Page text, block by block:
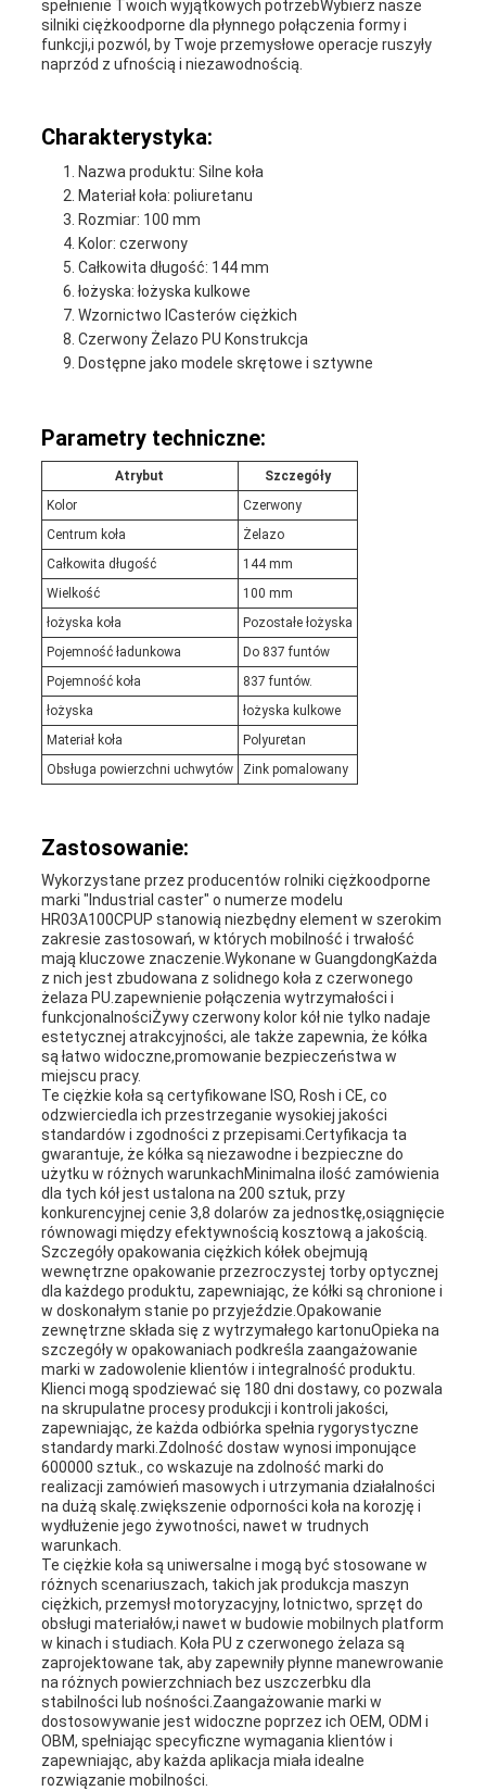
spełnienie Twoich wyjątkowych potrzebWybierz nasze
silniki ciężkoodporne dla płynnego połączenia formy i
funkcji,i pozwól, by Twoje przemysłowe operacje ruszyły
naprzód z ufnością i niezawodnością.
Charakterystyka:
Nazwa produktu: Silne koła
Materiał koła: poliuretanu
Rozmiar: 100 mm
Kolor: czerwony
Całkowita długość: 144 mm
łożyska: łożyska kulkowe
Wzornictwo ICasterów ciężkich
Czerwony Żelazo PU Konstrukcja
Dostępne jako modele skrętowe i sztywne
Parametry techniczne:
Atrybut
Szczegóły
Kolor
Czerwony
Centrum koła
Żelazo
Całkowita długość
144 mm
Wielkość
100 mm
łożyska koła
Pozostałe łożyska
Pojemność ładunkowa
Do 837 funtów
Pojemność koła
837 funtów.
łożyska
łożyska kulkowe
Materiał koła
Polyuretan
Obsługa powierzchni uchwytów
Zink pomalowany
Zastosowanie:
Wykorzystane przez producentów rolniki ciężkoodporne
marki "Industrial caster" o numerze modelu
HR03A100CPUP stanowią niezbędny element w szerokim
zakresie zastosowań, w których mobilność i trwałość
mają kluczowe znaczenie.Wykonane w GuangdongKażda
z nich jest zbudowana z solidnego koła z czerwonego
żelaza PU.zapewnienie połączenia wytrzymałości i
funkcjonalnościŻywy czerwony kolor kół nie tylko nadaje
estetycznej atrakcyjności, ale także zapewnia, że kółka
są łatwo widoczne,promowanie bezpieczeństwa w
miejscu pracy.
Te ciężkie koła są certyfikowane ISO, Rosh i CE, co
odzwierciedla ich przestrzeganie wysokiej jakości
standardów i zgodności z przepisami.Certyfikacja ta
gwarantuje, że kółka są niezawodne i bezpieczne do
użytku w różnych warunkachMinimalna ilość zamówienia
dla tych kół jest ustalona na 200 sztuk, przy
konkurencyjnej cenie 3,8 dolarów za jednostkę,osiągnięcie
równowagi między efektywnością kosztową a jakością.
Szczegóły opakowania ciężkich kółek obejmują
wewnętrzne opakowanie przezroczystej torby optycznej
dla każdego produktu, zapewniając, że kółki są chronione i
w doskonałym stanie po przyjeździe.Opakowanie
zewnętrzne składa się z wytrzymałego kartonuOpieka na
szczegóły w opakowaniach podkreśla zaangażowanie
marki w zadowolenie klientów i integralność produktu.
Klienci mogą spodziewać się 180 dni dostawy, co pozwala
na skrupulatne procesy produkcji i kontroli jakości,
zapewniając, że każda odbiórka spełnia rygorystyczne
standardy marki.Zdolność dostaw wynosi imponujące
600000 sztuk., co wskazuje na zdolność marki do
realizacji zamówień masowych i utrzymania działalności
na dużą skalę.zwiększenie odporności koła na korozję i
wydłużenie jego żywotności, nawet w trudnych
warunkach.
Te ciężkie koła są uniwersalne i mogą być stosowane w
różnych scenariuszach, takich jak produkcja maszyn
ciężkich, przemysł motoryzacyjny, lotnictwo, sprzęt do
obsługi materiałów,i nawet w budowie mobilnych platform
w kinach i studiach. Koła PU z czerwonego żelaza są
zaprojektowane tak, aby zapewniły płynne manewrowanie
na różnych powierzchniach bez uszczerbku dla
stabilności lub nośności.Zaangażowanie marki w
dostosowywanie jest widoczne poprzez ich OEM, ODM i
OBM, spełniając specyficzne wymagania klientów i
zapewniając, aby każda aplikacja miała idealne
rozwiązanie mobilności.